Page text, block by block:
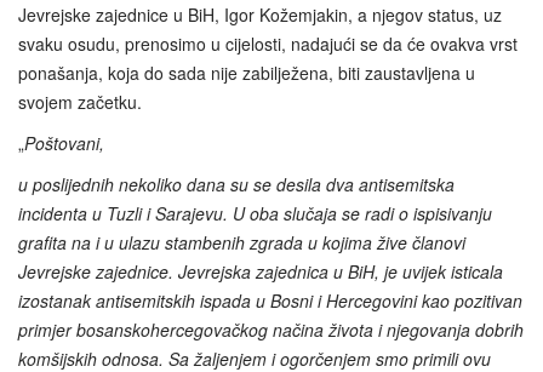
Jevrejske zajednice u BiH, Igor Kožemjakin, a njegov status, uz
svaku osudu, prenosimo u cijelosti, nadajući se da će ovakva vrst
ponašanja, koja do sada nije zabilježena, biti zaustavljena u
svojem začetku.
„Poštovani,
u poslijednih nekoliko dana su se desila dva antisemitska
incidenta u Tuzli i Sarajevu. U oba slučaja se radi o ispisivanju
grafita na i u ulazu stambenih zgrada u kojima žive članovi
Jevrejske zajednice. Jevrejska zajednica u BiH, je uvijek isticala
izostanak antisemitskih ispada u Bosni i Hercegovini kao pozitivan
primjer bosanskohercegovačkog načina života i njegovanja dobrih
komšijskih odnosa. Sa žaljenjem i ogorčenjem smo primili ovu